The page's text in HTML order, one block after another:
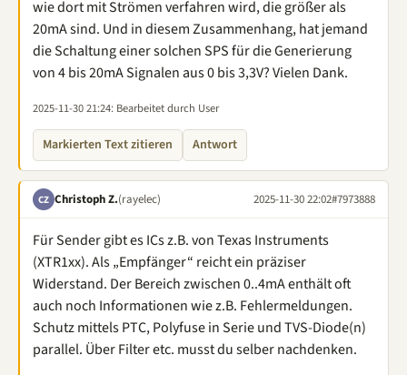
wie dort mit Strömen verfahren wird, die größer als
20mA sind. Und in diesem Zusammenhang, hat jemand
die Schaltung einer solchen SPS für die Generierung
von 4 bis 20mA Signalen aus 0 bis 3,3V? Vielen Dank.
2025-11-30 21:24: Bearbeitet durch User
Markierten Text zitieren Antwort
CZ Christoph Z.(rayelec) 2025-11-30 22:02#7973888
Für Sender gibt es ICs z.B. von Texas Instruments
(XTR1xx). Als „Empfänger“ reicht ein präziser
Widerstand. Der Bereich zwischen 0..4mA enthält oft
auch noch Informationen wie z.B. Fehlermeldungen.
Schutz mittels PTC, Polyfuse in Serie und TVS-Diode(n)
parallel. Über Filter etc. musst du selber nachdenken.